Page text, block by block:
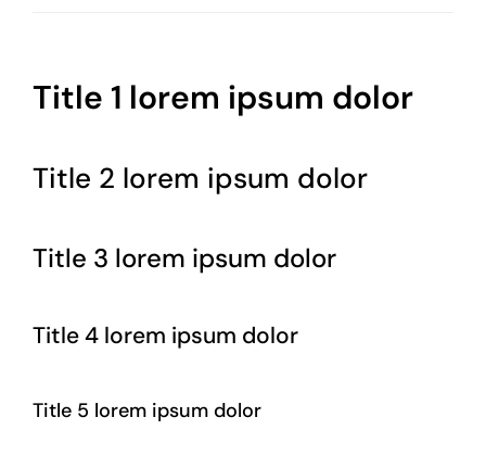
Title 1 lorem ipsum dolor
Title 2 lorem ipsum dolor
Title 3 lorem ipsum dolor
Title 4 lorem ipsum dolor
Title 5 lorem ipsum dolor